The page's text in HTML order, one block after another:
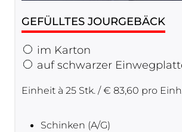
GEFÜLLTES JOURGEBÄCK
im Karton
auf schwarzer
Einheit à 25 Stk. / € 83,60 pro
Schinken (A/G)